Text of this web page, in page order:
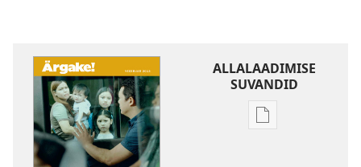
ALLALAADIMISE
SUVANDID
Väljaannete